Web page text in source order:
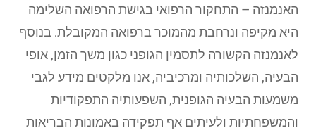
האנמנזה – התחקור הרפואי בגישת הרפואה השלימה
היא מקיפה ונרחבת מהמוכר ברפואה המקובלת. בנוסף
לאנמנזה הקשורה לתסמין הגופני כגון משך הזמן, אופי
הבעיה, השלכותיה ומרכיביה, אנו מלקטים מידע לגבי
משמעות הבעיה הגופנית, השפעותיה התפקודיות
והמשפחתיות ולעיתים אף תפקידה באמונות הבריאות